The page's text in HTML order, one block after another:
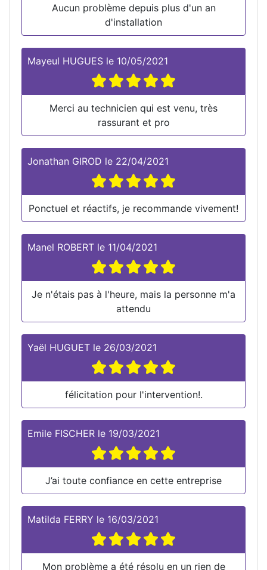
Aucun problème depuis plus d'un an
d'installation
Mayeul HUGUES le 10/05/2021
Merci au technicien qui est venu, très
rassurant et pro
Jonathan GIROD le 22/04/2021
Ponctuel et réactifs, je recommande vivement!
Manel ROBERT le 11/04/2021
Je n'étais pas à l'heure, mais la personne m'a
attendu
Yaël HUGUET le 26/03/2021
félicitation pour l'intervention!.
Emile FISCHER le 19/03/2021
J’ai toute confiance en cette entreprise
Matilda FERRY le 16/03/2021
Mon problème a été résolu en un rien de